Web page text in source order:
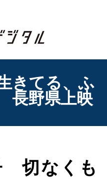
きてる、ふ
長野県上映
切なくも